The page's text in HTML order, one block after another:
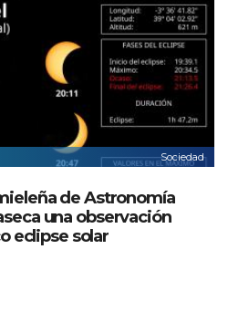
Sociedad
de Astronomía
una observación
eclipse solar